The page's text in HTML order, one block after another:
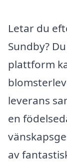
Letar du
Sundby?
plattform
leverans
en
av